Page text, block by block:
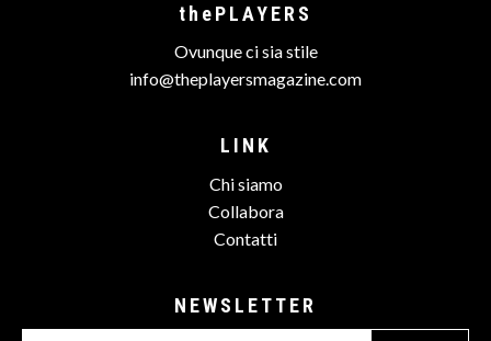
thePLAYERS
Ovunque ci sia stile
info@theplayersmagazine.com
LINK
Chi siamo
Collabora
Contatti
NEWSLETTER